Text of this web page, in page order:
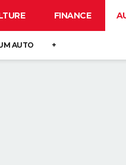
FINANCE
AUTO +